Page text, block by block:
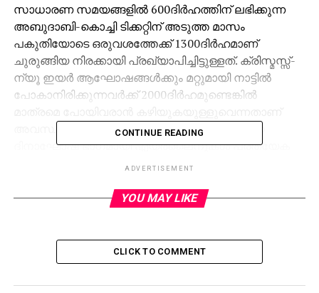
സാധാരണ സമയങ്ങളില്‍ 600ദിര്‍ഹത്തിന് ലഭിക്കുന്ന
അബുദാബി-കൊച്ചി ടിക്കറ്റിന് അടുത്ത മാസം
പകുതിയോടെ ഒരുവശത്തേക്ക് 1300ദിര്‍ഹമാണ്
ചുരുങ്ങിയ നിരക്കായി പ്രഖ്യാപിച്ചിട്ടുള്ളത്. ക്രിസ്മസ്സ്-
ന്യൂ ഇയര്‍ ആഘോഷങ്ങള്‍ക്കും മറ്റുമായി നാട്ടില്‍
പോകാനിരിക്കുന്നവര്‍ക്ക് 2000ദിര്‍ഹമുണ്ടെങ്കില്‍
അവസ്ഥ. അതുകൊണ്ടുതന്നെ യു.എ.ഇ ദേശീയ
ദിനാഘോഷ ഭാഗമായി എയര്‍ലൈനുകള്‍ പ്രത്യേക
ഓഫര്‍ പ്രഖ്യാപിക്കുമെന്ന പ്രതീക്ഷയിലാണ് നിരവധി
നിരക്കിനേക്കാള്‍ വളരെ കുറഞ്ഞ നിരക്കില്‍ ഡിസംബര്‍
രണ്ടിന് ടിക്കറ്റുകള്‍ വിറ്റഴിച്ചിരുന്നു. ഈ വര്‍ഷവും
CONTINUE READING
ADVERTISEMENT
YOU MAY LIKE
CLICK TO COMMENT